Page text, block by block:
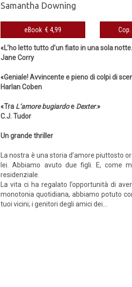
Samantha Downing
eBook € 4,99
«L’ho letto tutto d’un fiato in una sola
Jane Corry
«Geniale! Avvincente e pieno di colpi di
Harlan Coben
«Tra L’amore bugiardoe Dexter.»
C.J. Tudor
Un grande thriller
La nostra è una storia d’a­more piuttosto
lei. Abbiamo avuto due figli. E, come
residenziale.
La vita ci ha regalato l’opportuni­tà di
monotonia quotidiana, abbiamo potuto
tuoi vicini; i genitori degli amici dei...